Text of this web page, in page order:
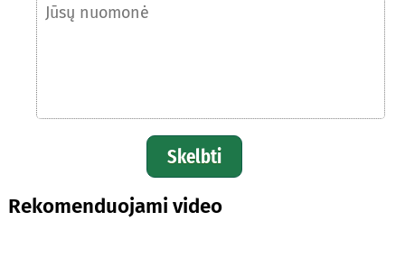
Skelbti
Rekomenduojami video